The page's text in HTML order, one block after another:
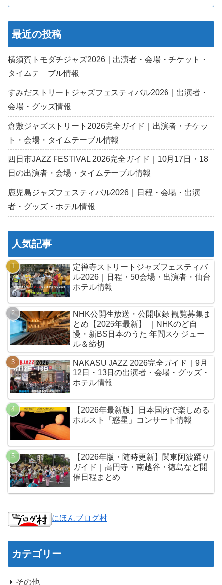
最近の投稿
横須賀トモダチジャズ2026｜出演者・会場・チケット・
タイムテーブル情報
すみだストリートジャズフェスティバル2026｜出演者・
会場・グッズ情報
倉敷ジャズストリート2026完全ガイド｜出演者・チケッ
ト・会場・タイムテーブル情報
四日市JAZZ FESTIVAL 2026完全ガイド｜10月17日・18
日の出演者・会場・タイムテーブル情報
鹿児島ジャズフェスティバル2026｜日程・会場・出演
者・グッズ・ホテル情報
人気記事
定禅寺ストリートジャズフェスティバ
ル2026｜日程・50会場・出演者・仙台
ホテル情報
NHK公開生放送・公開収録 観覧募集ま
とめ【2026年最新】 ｜NHKのど自
慢・新BS日本のうた 年間スケジュー
ル＆締切
NAKASU JAZZ 2026完全ガイド｜9月
12日・13日の出演者・会場・グッズ・
ホテル情報
【2026年最新版】日本国内で楽しめる
ホルスト「惑星」コンサート情報
【2026年版・随時更新】関東阿波踊り
ガイド｜高円寺・南越谷・徳島など開
催日程まとめ
にほんブログ村
カテゴリー
その他